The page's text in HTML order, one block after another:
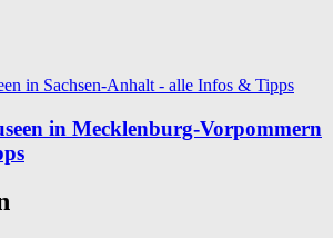
in Mecklenburg-Vorpommern